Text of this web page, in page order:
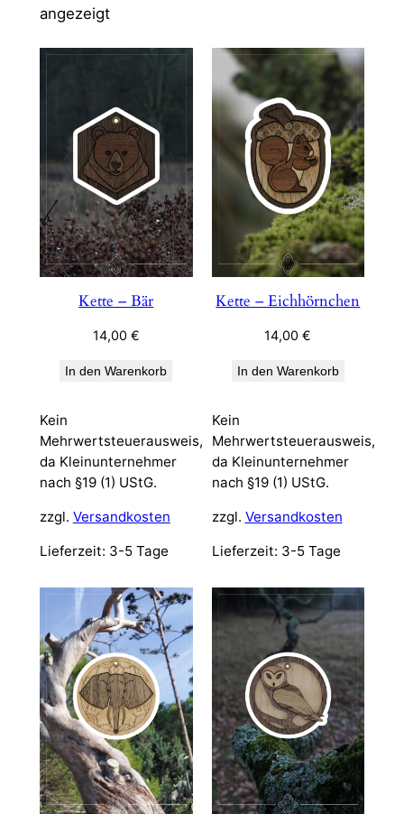
angezeigt
Kette – Bär
14,00 €
In den Warenkorb
Kein
Mehrwertsteuerausweis,
da Kleinunternehmer
nach §19 (1) UStG.
zzgl. Versandkosten
Lieferzeit: 3-5 Tage
Kette – Eichhörnchen
14,00€
In den Warenkorb
Kein
Mehrwertsteuerausweis,
da Kleinunternehmer
nach §19 (1) UStG.
zzgl. Versandkosten
Lieferzeit: 3-5 Tage